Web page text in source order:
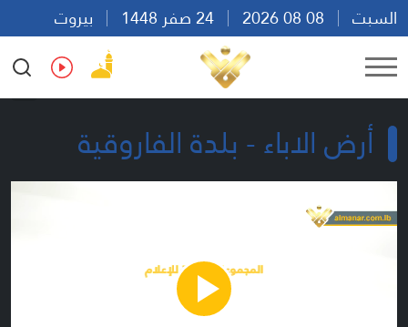
السبت
بيروت
08:26
Ar En Fr Es
أرض الاباء - بلدة الفاروقية
Play
Video